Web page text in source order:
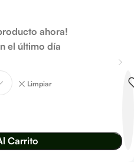
ahora!
el último día
Limpiar
Carrito